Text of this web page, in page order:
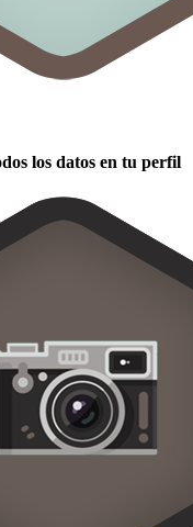
los datos en tu perfil